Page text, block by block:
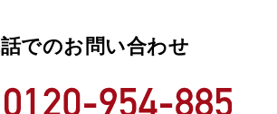
でのお問い合わせ